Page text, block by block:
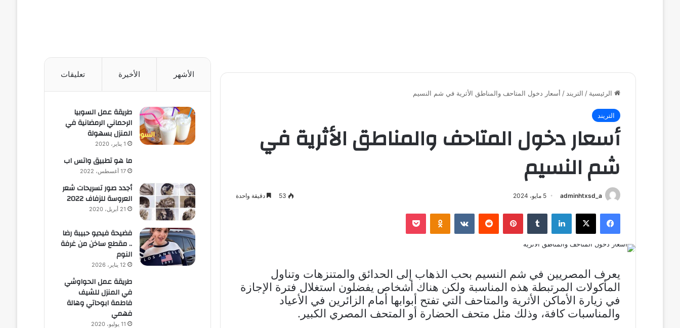
الرئيسية / التريند / أسعار دخول المتاحف والمناطق الأثرية في شم النسيم
التريند
أسعار دخول المتاحف والمناطق الأثرية في
شم النسيم
adminhtxsd_a 5 مايو، 2024 53 دقيقة واحدة
فيسبوك ‫X لينكدإن ‏Tumblr بينتيريست
‏Reddit
‏VKontakte
Odnoklassniki
‫Pocket
يعرف المصريين في شم النسيم بحب الذهاب إلى الحدائق والمتنزهات وتناول
المأكولات المرتبطة هذه المناسبة ولكن هناك أشخاص يفضلون استغلال فترة الإجازة
في زيارة الأماكن الأثرية والمتاحف التي تفتح أبوابها أمام الزائرين في الأعياد
والمناسبات كافة، وذلك مثل متحف الحضارة أو المتحف المصري الكبير.
الأشهر الأخيرة تعليقات
طريقة عمل السوبيا
الرحماني الرمضانية في
المنزل بسهولة
1 يناير، 2020
ما هو تطبيق واتس اب
17 أغسطس، 2022
أجدد صور تسريحات شعر
العروسة للزفاف 2022
21 أبريل، 2020
فضيحة فيديو حبيبة رضا
.. مقطع ساخن من غرفة
النوم
12 يناير، 2026
طريقة عمل الحواوشي
في المنزل للشيف
فاطمة ابوحاتي وهالة
فهمي
11 يوليو، 2020